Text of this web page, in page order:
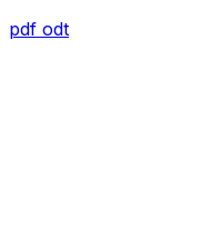
pdf odt